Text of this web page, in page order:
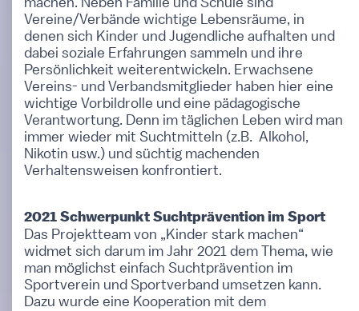
Vereine/Verbände wichtige Lebensräume, in
denen sich Kinder und Jugendliche aufhalten und
dabei soziale Erfahrungen sammeln und ihre
Persönlichkeit weiterentwickeln. Erwachsene
Vereins- und Verbandsmitglieder haben hier eine
wichtige Vorbildrolle und eine pädagogische
Verantwortung. Denn im täglichen Leben wird man
immer wieder mit Suchtmitteln (z.B. Alkohol,
Nikotin usw.) und süchtig machenden
Verhaltensweisen konfrontiert.
2021 Schwerpunkt Suchtprävention im Sport
Das Projektteam von „Kinder stark machen“
widmet sich darum im Jahr 2021 dem Thema, wie
man möglichst einfach Suchtprävention im
Sportverein und Sportverband umsetzen kann.
Dazu wurde eine Kooperation mit dem